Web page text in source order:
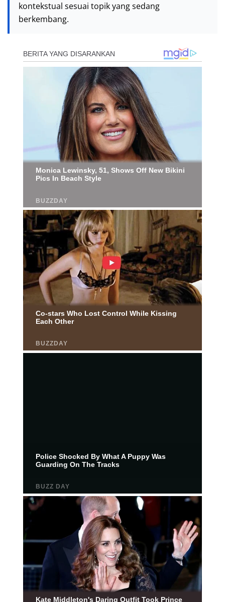
kontekstual sesuai topik yang sedang
berkembang.